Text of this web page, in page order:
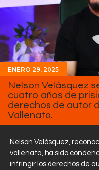
ENERO 29, 2025
Nelson Velásquez
cuatro años de
derechos de autor
Vallenato.
Nelson Velásquez,
vallenata, ha sido
infringir los derechos de